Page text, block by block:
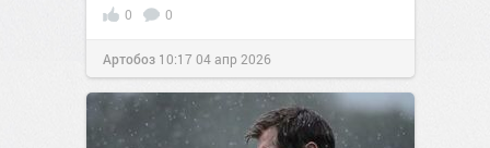
0 0
Артобоз 10:17 04 апр 2026